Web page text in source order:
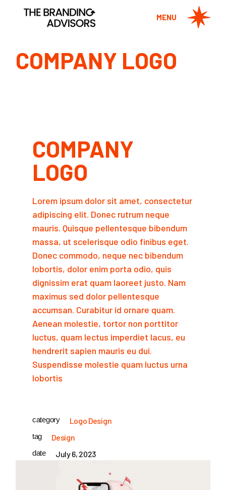
MENU
COMPANY LOGO
COMPANY
LOGO
Lorem ipsum dolor sit amet, consectetur
adipiscing elit. Donec rutrum neque
mauris. Quisque pellentesque bibendum
massa, ut scelerisque odio finibus eget.
Donec commodo, neque nec bibendum
lobortis, dolor enim porta odio, quis
dignissim erat quam laoreet justo. Nam
maximus sed dolor pellentesque
accumsan. Curabitur id ornare quam.
Aenean molestie, tortor non porttitor
luctus, quam lectus imperdiet lacus, eu
hendrerit sapien mauris eu dui.
Suspendisse molestie quam luctus urna
lobortis
category Logo Design
tag Design
date July 6, 2023